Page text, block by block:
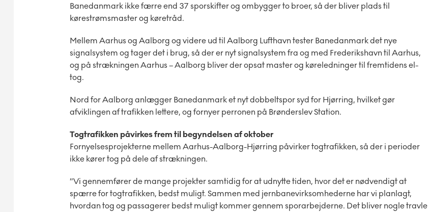
Banedanmark ikke færre end 37 sporskifter og ombygger to broer, så der bliver plads til
kørestrømsmaster og køretråd.
Mellem Aarhus og Aalborg og videre ud til Aalborg Lufthavn tester Banedanmark det nye
signalsystem og tager det i brug, så der er nyt signalsystem fra og med Frederikshavn til Aarhus,
og på strækningen Aarhus – Aalborg bliver der opsat master og køreledninger til fremtidens el-
tog.
Nord for Aalborg anlægger Banedanmark et nyt dobbeltspor syd for Hjørring, hvilket gør
afviklingen af trafikken lettere, og fornyer perronen på Brønderslev Station.
Togtrafikken påvirkes frem til begyndelsen af oktober
Fornyelsesprojekterne mellem Aarhus-Aalborg-Hjørring påvirker togtrafikken, så der i perioder
ikke kører tog på dele af strækningen.
”Vi gennemfører de mange projekter samtidig for at udnytte tiden, hvor det er nødvendigt at
spærre for togtrafikken, bedst muligt. Sammen med jernbanevirksomhederne har vi planlagt,
hvordan tog og passagerer bedst muligt kommer gennem sporarbejderne. Det bliver nogle travle